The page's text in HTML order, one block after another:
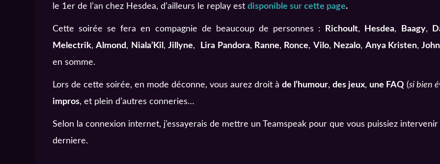
le 1er de l’an chez Hesdea, d’ailleurs le replay est disponible sur cette page.
Cette soirée se fera en compagnie de beaucoup de personnes : Richoult, Hesdea, Baagy,
Melectrik,Almond , Niala’Kil ,Jillyne, Lira Pandora, Ranne, Ronce, Vilo, Nezalo, Anya Kristen,
en somme.
Lors de cette soirée, en mode déconne, vous aurez droit à de l’humour, des jeux, une FAQ (si bien
impros, et plein d’autres conneries…
Selon la connexion internet, j’essayerais de mettre un Teamspeak pour que vous puissiez intervenir
derniere.